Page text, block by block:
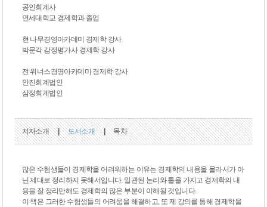
공인회계사
연세대학교 경제학과 졸업
현 나무경영아카데미 경제학 강사
박문각 감정평가사 경제학 강사
전 위너스경영아카데미 경제학 강사
안진회계법인
삼정회계법인
저자소개 | 도서소개 | 목차
많은 수험생들이 경제학을 어려워하는 이유는 경제학의 내용을 몰라서가 아
닌 제대로 정리하지 못해서입니다. 일관된 논리와 틀을 가지고 경제학의 내
용을 잘 정리만해도 경제학의 많은 부분이 이해될 것입니다.
이 책은 그러한 수험생들의 어려움을 해결하고, 또 제 강의를 통해 경제학을